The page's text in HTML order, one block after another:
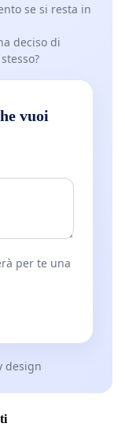
se si resta in
deciso di
vuoi
per te una
design